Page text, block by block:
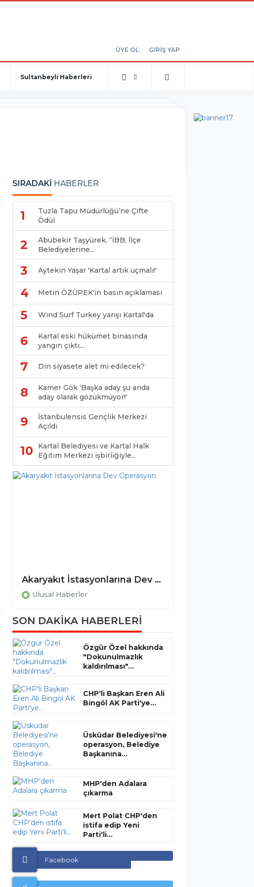
ÜYE OL GİRİŞ YAP
Sultanbeyli Haberleri
SIRADAKİ HABERLER
1
Tuzla Tapu Müdürlüğü’ne Çifte
Ödül
2
Abubekir Taşyürek, “İBB, İlçe
Belediyelerine...
3 Aytekin Yaşar 'Kartal artık uçmalı!'
4 Metin ÖZÜPEK'in basın açıklaması
5 Wind Surf Turkey yarışı Kartal'da
6
Kartal eski hükümet binasında
yangın çıktı....
7 Din siyasete alet mi edilecek?
8
Kamer Gök 'Başka aday şu anda
aday olarak gözükmüyor!'
9
İstanbulensis Gençlik Merkezi
Açıldı
10
Kartal Belediyesi ve Kartal Halk
Eğitim Merkezi işbirliğiyle...
Akaryakıt İstasyonlarına Dev Operasyon
Ulusal Haberler
SON DAKİKA HABERLERİ
Özgür Özel hakkında
"Dokunulmazlık
kaldırılması"...
CHP'li Başkan Eren Ali
Bingöl AK Parti'ye...
Üsküdar Belediyesi'ne
operasyon, Belediye
Başkanına...
MHP'den Adalara
çıkarma
Mert Polat CHP'den
istifa edip Yeni
Parti'li...
Facebook